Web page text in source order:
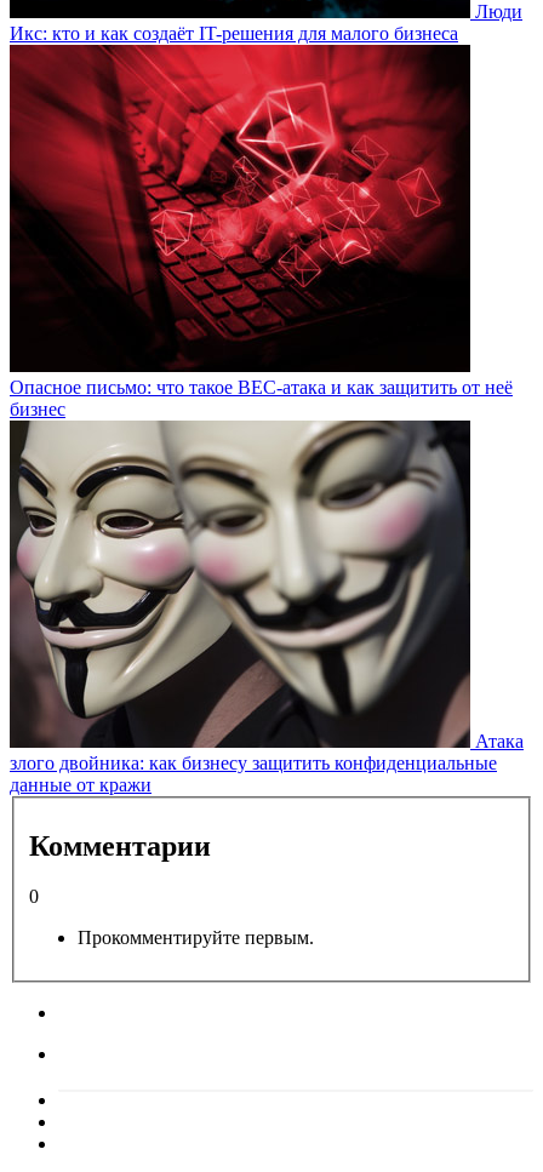
Люди
Икс: кто и как создаёт IT-решения для малого бизнеса
Опасное письмо: что такое BEC-атака и как защитить от неё
бизнес
Атака
злого двойника: как бизнесу защитить конфиденциальные
данные от кражи
Комментарии
0
Прокомментируйте первым.